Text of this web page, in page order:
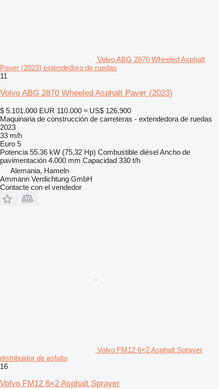
Volvo ABG 2870 Wheeled Asphalt
Paver (2023) extendedora de ruedas
11
Volvo ABG 2870 Wheeled Asphalt Paver (2023)
$ 5.101.000 EUR 110.000 ≈ US$ 126.900
Maquinaria de construcción de carreteras - extendedora de ruedas
2023
33 m/h
Euro 5
Potencia 55.36 kW (75.32 Hp) Combustible diéselAncho de
pavimentación 4.000 mm Capacidad 330 t/h
Alemania, Hameln
Ammann Verdichtung GmbH
Contacte con el vendedor
Volvo FM12 6×2 Asphalt Sprayer
distribuidor de asfalto
16
Volvo FM12 6×2 Asphalt Sprayer